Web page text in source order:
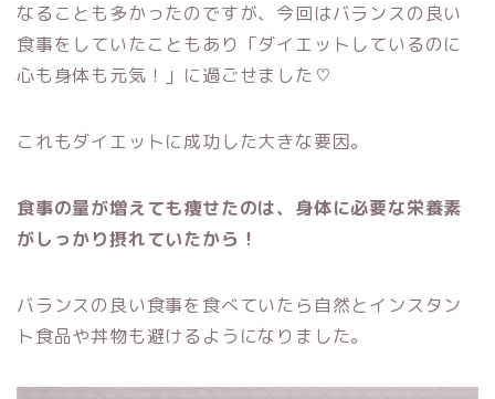
なることも多かったのですが、今回はバランスの良い
食事をしていたこともあり「ダイエットしているのに
心も身体も元気！」に過ごせました♡
これもダイエットに成功した大きな要因。
食事の量が増えても痩せたのは、身体に必要な栄養素
がしっかり摂れていたから！
バランスの良い食事を食べていたら自然とインスタン
ト食品や丼物も避けるようになりました。